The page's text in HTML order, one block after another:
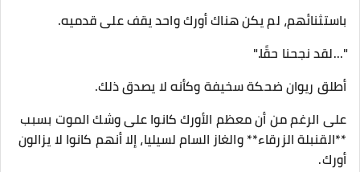
باستثنائهم، لم يكن هناك أورك واحد يقف على قدميه.
"...لقد نجحنا حقًا."
أطلق ريوان ضحكة سخيفة وكأنه لا يصدق ذلك.
على الرغم من أن معظم الأورك كانوا على وشك الموت بسبب
**القنبلة الزرقاء** والغاز السام لسيليا، إلا أنهم كانوا لا يزالون
أورك.